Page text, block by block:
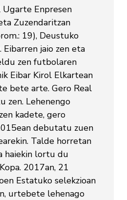
Ugarte Enpresen
Zuzendaritzan
19), Deustuko
jaio zen eta
zen futbolaren
Eibar Kirol Elkartean
bete arte. Gero Real
zen. Lehenengo
kadete, gero
debutatu zuen
Talde horretan
haiekin lortu du
2017an, 21
Estatuko selekzioan
urtebete lehenago